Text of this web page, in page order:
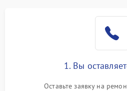
1. Вы
Оставьте заявку на